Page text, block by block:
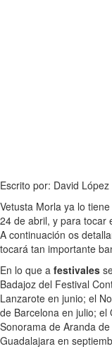
Escrito por: David López
Vetusta Morla ya lo
24 de abril, y para tocar
A continuación os
tocará tan importante
En lo que a festivales
Badajoz del Festival
Lanzarote en junio; el
de Barcelona en julio; el
Sonorama de Aranda
Guadalajara en